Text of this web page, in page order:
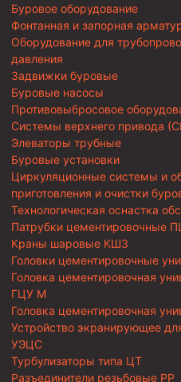
Буровое оборудование
Фонтанная и запорная
Оборудование для
давления
Задвижки буровые
Буровые насосы
Противовыбросовое
Системы верхнего привода
Элеваторы трубные
Буровые установки
Циркуляционные системы и
приготовления и очистки
Технологическая оснастка
Патрубки цементировочные
Краны шаровые КШЗ
Головки цементировочные
Головка цементировочная
ГЦУ М
Головка цементировочная
Устройство экранирующее
УЭЦС
Турбулизаторы типа ЦТ
Разъединители резьбовые РР